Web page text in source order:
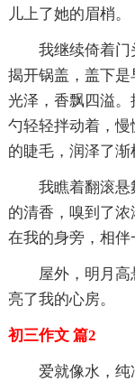
儿上了她的眉梢。
我继续倚着
揭开锅盖，盖下
光泽，香飘四溢
勺轻轻拌动着，
的睫毛，润泽了渐
我瞧着翻滚
的清香，嗅到了
在我的身旁，相伴
屋外，明月
亮了我的心房。
初三作文 篇2
爱就像水，